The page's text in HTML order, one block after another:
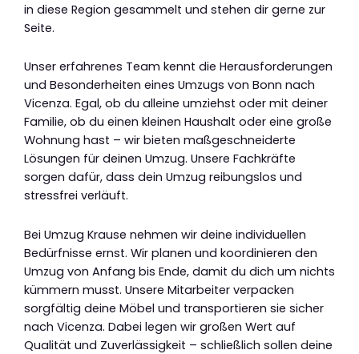
in diese Region gesammelt und stehen dir gerne zur
Seite.
Unser erfahrenes Team kennt die Herausforderungen
und Besonderheiten eines Umzugs von Bonn nach
Vicenza. Egal, ob du alleine umziehst oder mit deiner
Familie, ob du einen kleinen Haushalt oder eine große
Wohnung hast – wir bieten maßgeschneiderte
Lösungen für deinen Umzug. Unsere Fachkräfte
sorgen dafür, dass dein Umzug reibungslos und
stressfrei verläuft.
Bei Umzug Krause nehmen wir deine individuellen
Bedürfnisse ernst. Wir planen und koordinieren den
Umzug von Anfang bis Ende, damit du dich um nichts
kümmern musst. Unsere Mitarbeiter verpacken
sorgfältig deine Möbel und transportieren sie sicher
nach Vicenza. Dabei legen wir großen Wert auf
Qualität und Zuverlässigkeit – schließlich sollen deine